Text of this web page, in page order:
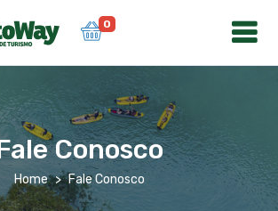
0
Conosco
Home Fale Conosco